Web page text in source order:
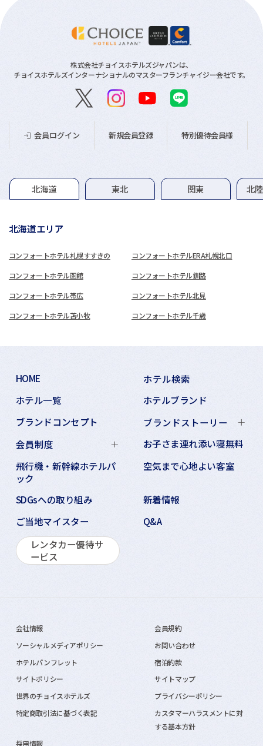
株式会社チョイスホテルズジャパンは、
チョイスホテルズインターナショナルのマスターフランチャイジー会社です。
会員ログイン 新規会員登録 特別優待会員様
グループホテル一覧
北海道 東北 関東 北
北海道エリア
コンフォートホテル札幌すすきの コンフォートホテルERA札幌北口
コンフォートホテル函館 コンフォートホテル釧路
コンフォートホテル帯広 コンフォートホテル北見
コンフォートホテル苫小牧 コンフォートホテル千歳
HOME
ホテル検索
ホテル一覧
ホテルブランド
ブランドコンセプト
ブランドストーリー
会員制度
お子さま連れ添い寝無料
飛行機・新幹線ホテルパ
ック
空気まで心地よい客室
SDGsへの取り組み
新着情報
ご当地マイスター
Q&A
レンタカー優待サ
ービス
会社情報
会員規約
ソーシャルメディアポリシー
お問い合わせ
ホテルパンフレット
宿泊約款
サイトポリシー
サイトマップ
世界のチョイスホテルズ
プライバシーポリシー
特定商取引法に基づく表記
カスタマーハラスメントに対
する基本方針
採用情報